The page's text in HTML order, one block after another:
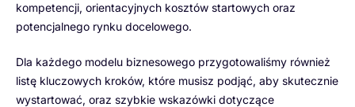
kompetencji, orientacyjnych kosztów startowych oraz
potencjalnego rynku docelowego.
Dla każdego modelu biznesowego przygotowaliśmy również
listę kluczowych kroków, które musisz podjąć, aby skutecznie
wystartować, oraz szybkie wskazówki dotyczące